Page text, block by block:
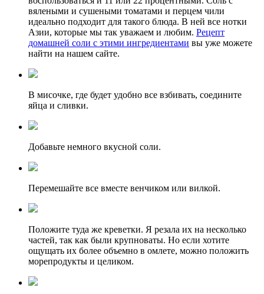
вялеными и сушеными томатами и перцем чили
идеально подходит для такого блюда. В ней все нотки
Азии, которые мы так уважаем и любим. Рецепт
домашней соли с этими ингредиентами вы уже можете
найти на нашем сайте.
В мисочке, где будет удобно все взбивать, соедините
яйца и сливки.
Добавьте немного вкусной соли.
Перемешайте все вместе венчиком или вилкой.
Положите туда же креветки. Я резала их на несколько
частей, так как были крупноваты. Но если хотите
ощущать их более объемно в омлете, можно положить
морепродукты и целиком.